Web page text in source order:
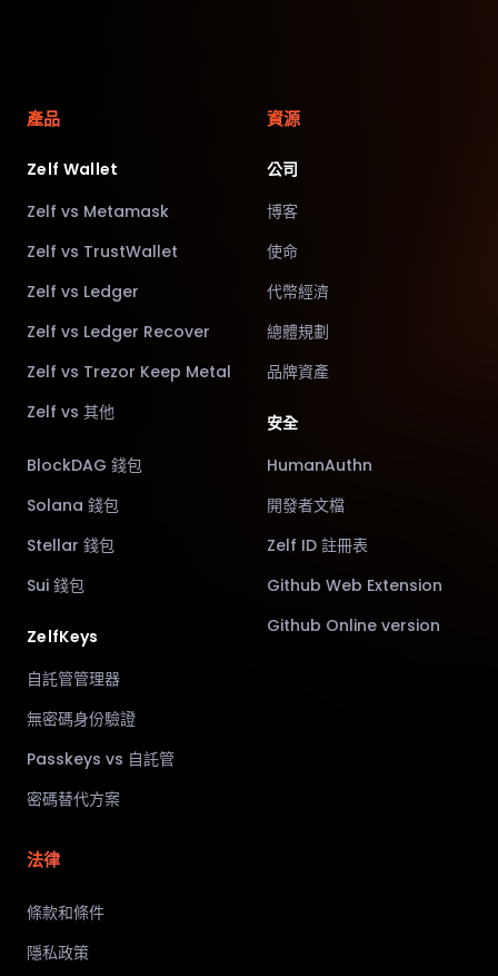
產品
Zelf Wallet
Zelf vs Metamask
Zelf vs TrustWallet
Zelf vs Ledger
Zelf vs Ledger Recover
Zelf vs Trezor Keep Metal
Zelf vs 其他
BlockDAG 錢包
Solana 錢包
Stellar 錢包
Sui 錢包
ZelfKeys
自託管管理器
無密碼身份驗證
Passkeys vs 自託管
密碼替代方案
資源
公司
博客
使命
代幣經濟
總體規劃
品牌資產
安全
HumanAuthn
開發者文檔
Zelf ID 註冊表
Github Web Extension
Github Online version
法律
條款和條件
隱私政策